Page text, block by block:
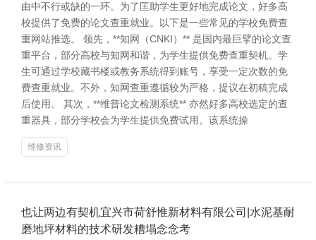
由中不行或缺的一环。为了匡助学生更好地完成论文，好多高
校提供了免费的论文查重就业。以下是一些常见的学校免费查
重网站推选。 领先，**知网（CNKI）** 是国内最巨擘的论文查
重平台，部分高校与知网和谐，为学生提供免费查重契机。学
生可通过学校藏书楼或教务系统得到账号，享受一定次数的免
费查重就业。不外，知网查重遵循较为严格，提议在初稿完成
后使用。 其次，**维普论文检测系统** 亦然好多高校选定的查
重器具，部分学校会为学生提供免费试用。该系统操
维修资讯
也让两边有契机宜兴市荷舒惟新材料有限公司|水泥基耐
磨地坪材料的技术研发糟塌念念考